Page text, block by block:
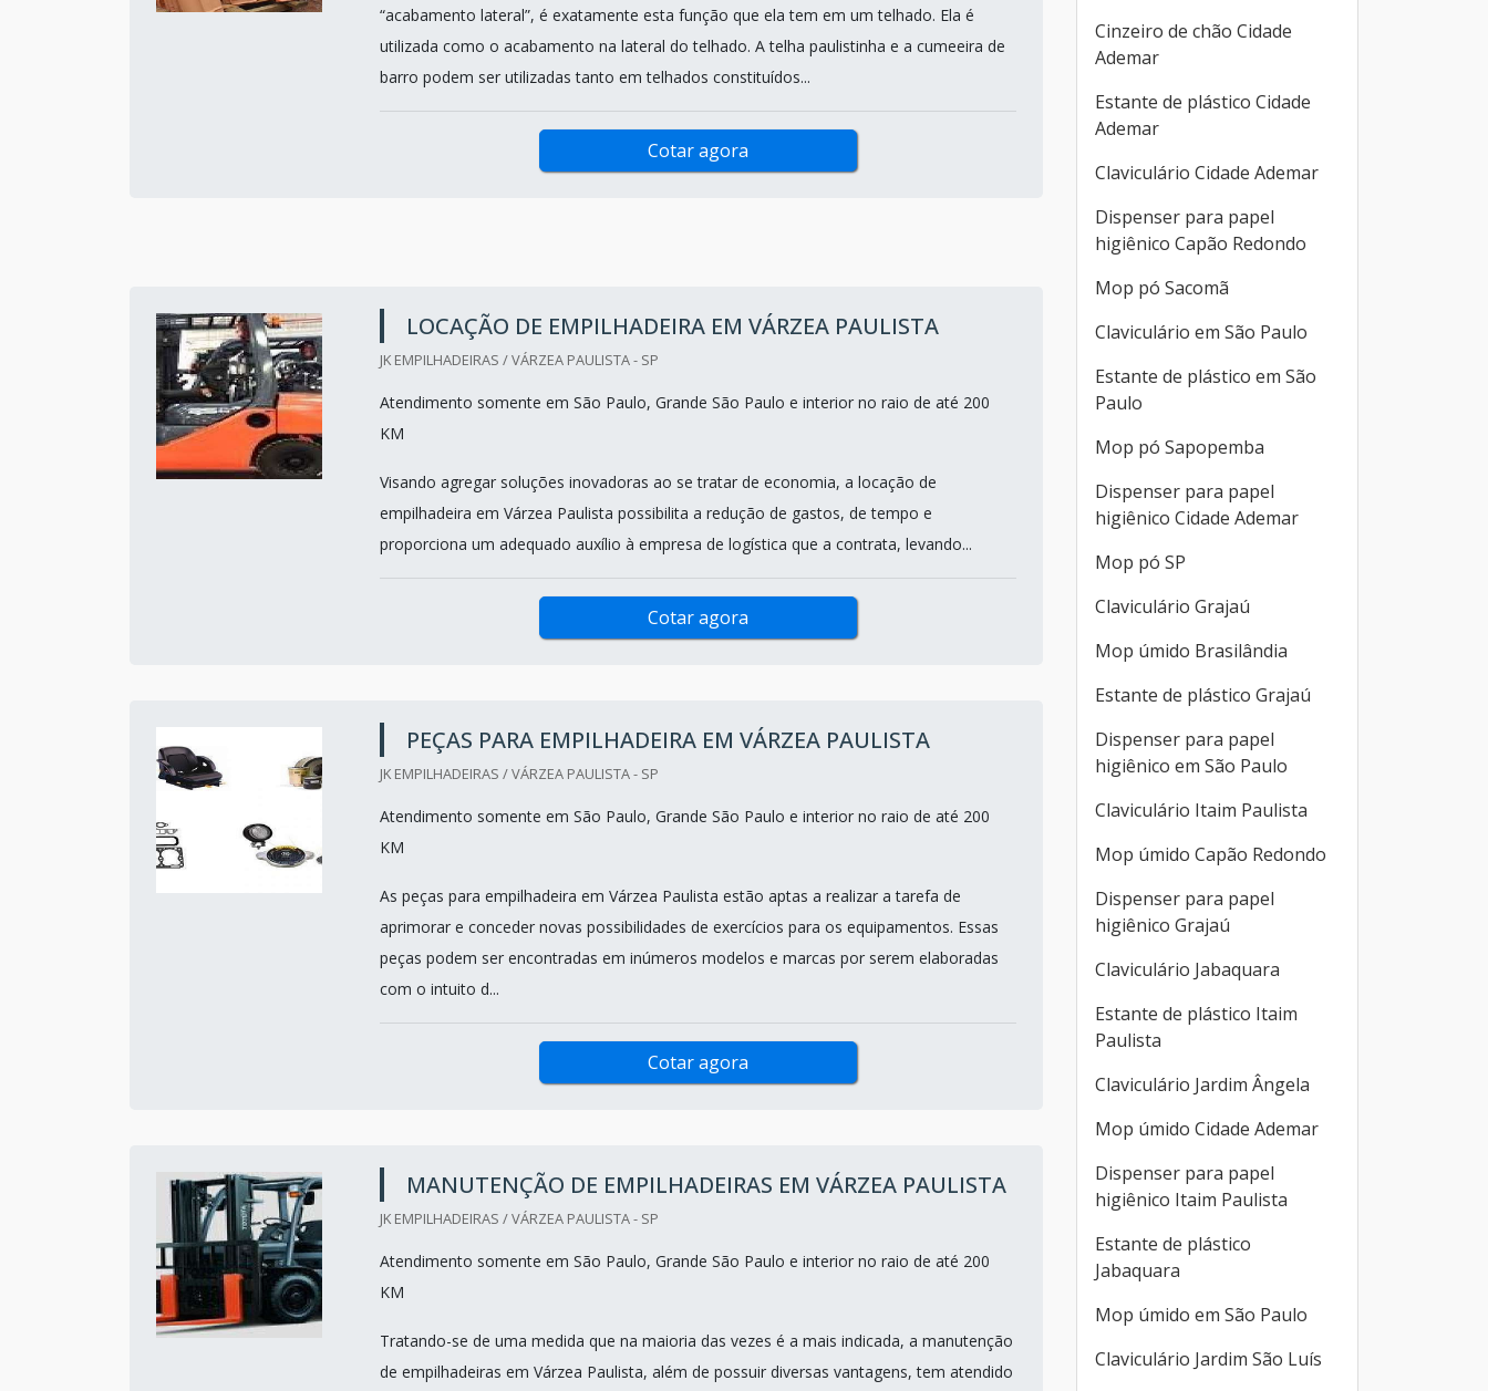
“acabamento lateral”, é exatamente esta função que ela tem em um telhado. Ela é
utilizada como o acabamento na lateral do telhado. A telha paulistinha e a cumeeira de
barro podem ser utilizadas tanto em telhados constituídos...
Cotar agora
LOCAÇÃO DE EMPILHADEIRA EM VÁRZEA PAULISTA
JK EMPILHADEIRAS / VÁRZEA PAULISTA - SP
Atendimento somente em São Paulo, Grande São Paulo e interior no raio de até 200
KM
Visando agregar soluções inovadoras ao se tratar de economia, a locação de
empilhadeira em Várzea Paulista possibilita a redução de gastos, de tempo e
proporciona um adequado auxílio à empresa de logística que a contrata, levando...
Cotar agora
PEÇAS PARA EMPILHADEIRA EM VÁRZEA PAULISTA
JK EMPILHADEIRAS / VÁRZEA PAULISTA - SP
Atendimento somente em São Paulo, Grande São Paulo e interior no raio de até 200
KM
As peças para empilhadeira em Várzea Paulista estão aptas a realizar a tarefa de
aprimorar e conceder novas possibilidades de exercícios para os equipamentos. Essas
peças podem ser encontradas em inúmeros modelos e marcas por serem elaboradas
com o intuito d...
Cotar agora
MANUTENÇÃO DE EMPILHADEIRAS EM VÁRZEA PAULISTA
JK EMPILHADEIRAS / VÁRZEA PAULISTA - SP
Atendimento somente em São Paulo, Grande São Paulo e interior no raio de até 200
KM
Tratando-se de uma medida que na maioria das vezes é a mais indicada, a manutenção
de empilhadeiras em Várzea Paulista, além de possuir diversas vantagens, tem atendido
Cinzeiro de chão Cidade
Ademar
Estante de plástico Cidade
Ademar
Claviculário Cidade Ademar
Dispenser para papel
higiênico Capão Redondo
Mop pó Sacomã
Claviculário em São Paulo
Estante de plástico em São
Paulo
Mop pó Sapopemba
Dispenser para papel
higiênico Cidade Ademar
Mop pó SP
Claviculário Grajaú
Mop úmido Brasilândia
Estante de plástico Grajaú
Dispenser para papel
higiênico em São Paulo
Claviculário Itaim Paulista
Mop úmido Capão Redondo
Dispenser para papel
higiênico Grajaú
Claviculário Jabaquara
Estante de plástico Itaim
Paulista
Claviculário Jardim Ângela
Mop úmido Cidade Ademar
Dispenser para papel
higiênico Itaim Paulista
Estante de plástico
Jabaquara
Mop úmido em São Paulo
Claviculário Jardim São Luís